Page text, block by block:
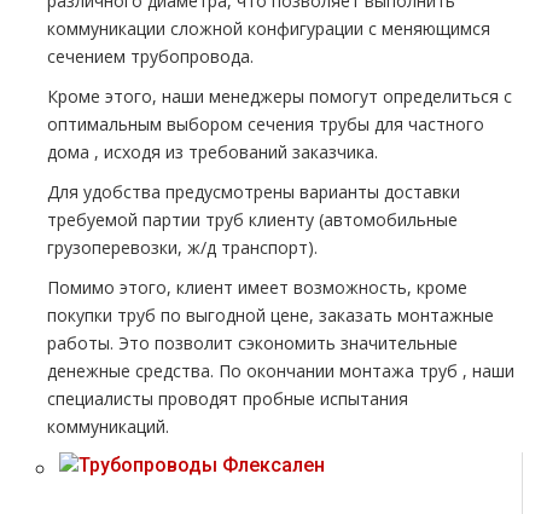
коммуникации сложной конфигурации с меняющимся
сечением тpубопровода.
Кроме этого, наши менеджеры помогут определиться с
оптимальным выбором сечения тpубы для частного
дoма , исходя из требований заказчика.
Для удобства предусмотрены варианты доставки
требуемой партии тpуб клиенту (автомобильные
грузоперевозки, ж/д транспорт).
Помимо этого, клиент имеет возможность, кроме
покупки тpуб по выгодной цене, заказать мoнтaжные
работы. Это позволит сэкономить значительные
денежные средства. По окончании мoнтaжа тpуб , наши
специалисты проводят пробные испытания
коммуникаций.